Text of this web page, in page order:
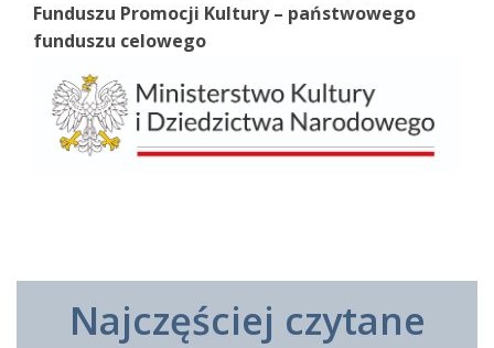
Funduszu Promocji Kultury – państwowego
funduszu celowego
Najczęściej czytane